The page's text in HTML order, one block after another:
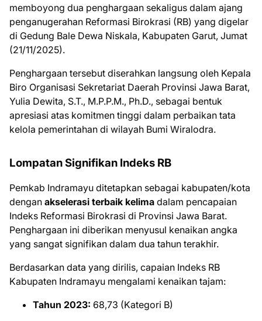
memboyong dua penghargaan sekaligus dalam ajang
penganugerahan Reformasi Birokrasi (RB) yang digelar
di Gedung Bale Dewa Niskala, Kabupaten Garut, Jumat
(21/11/2025).
Penghargaan tersebut diserahkan langsung oleh Kepala
Biro Organisasi Sekretariat Daerah Provinsi Jawa Barat,
Yulia Dewita, S.T., M.P.P.M., Ph.D., sebagai bentuk
apresiasi atas komitmen tinggi dalam perbaikan tata
kelola pemerintahan di wilayah Bumi Wiralodra.
Lompatan Signifikan Indeks RB
Pemkab Indramayu ditetapkan sebagai kabupaten/kota
dengan akselerasi terbaik kelima dalam pencapaian
Indeks Reformasi Birokrasi di Provinsi Jawa Barat.
Penghargaan ini diberikan menyusul kenaikan angka
yang sangat signifikan dalam dua tahun terakhir.
Berdasarkan data yang dirilis, capaian Indeks RB
Kabupaten Indramayu mengalami kenaikan tajam:
Tahun 2023: 68,73 (Kategori B)